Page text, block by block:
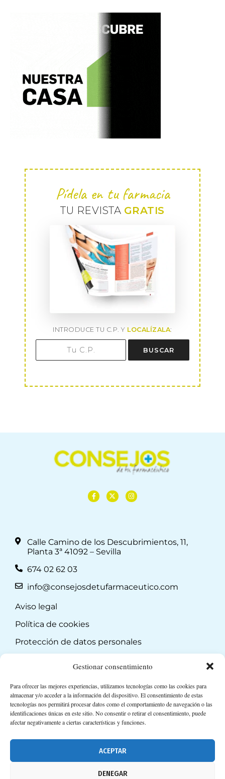
Gestionar consentimiento
Para ofrecer las mejores experiencias, utilizamos tecnologías como las cookies para
almacenar y/o acceder a la información del dispositivo. El consentimiento de estas
tecnologías nos permitirá procesar datos como el comportamiento de navegación o las
identificaciones únicas en este sitio. No consentir o retirar el consentimiento, puede
afectar negativamente a ciertas características y funciones.
ACEPTAR
DENEGAR
Pídela en tu farmacia
TU REVISTA GRATIS
INTRODUCE TU C.P. Y LOCALÍZALA:
BUSCAR
Calle Camino de los Descubrimientos, 11,
Planta 3ª 41092 – Sevilla
674 02 62 03
info@consejosdetufarmaceutico.com
Aviso legal
Política de cookies
Protección de datos personales